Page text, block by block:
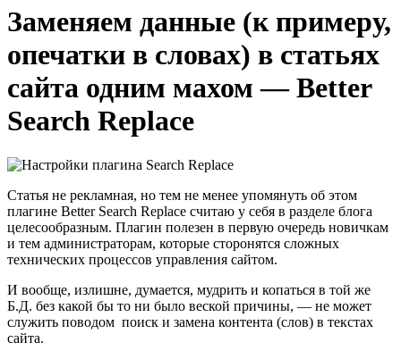
Заменяем данные (к примеру,
опечатки в словах) в статьях
сайта одним махом — Better
Search Replace
Статья не рекламная, но тем не менее упомянуть об этом
плагине Better Search Replace считаю у себя в разделе блога
целесообразным. Плагин полезен в первую очередь новичкам
и тем администраторам, которые сторонятся сложных
технических процессов управления сайтом.
И вообще, излишне, думается, мудрить и копаться в той же
Б.Д. без какой бы то ни было веской причины, — не может
служить поводом поиск и замена контента (слов) в текстах
сайта.